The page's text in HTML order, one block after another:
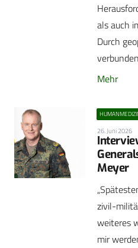
als auch
Durch
Mehr
26. Juni 2026
Meyer
zivil-
weiteres
mir